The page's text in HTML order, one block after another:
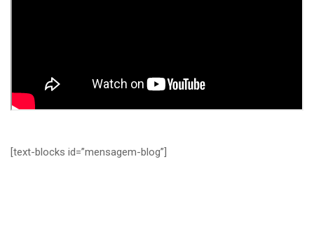
[text-blocks id=”mensagem-blog”]